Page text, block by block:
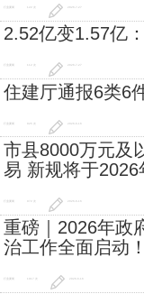
行业要闻 122 次 2026-7-27
2.52亿变1.57亿
行业要闻 112 次 2026-7-27
住建厅通报6类6
行业要闻 925 次 2026-6-16
市县8000万元及
易 新规将于
行业要闻 972 次 2026-6-16
重磅｜2026年政
治工作全面启动
行业要闻 1017 次 2026-6-16